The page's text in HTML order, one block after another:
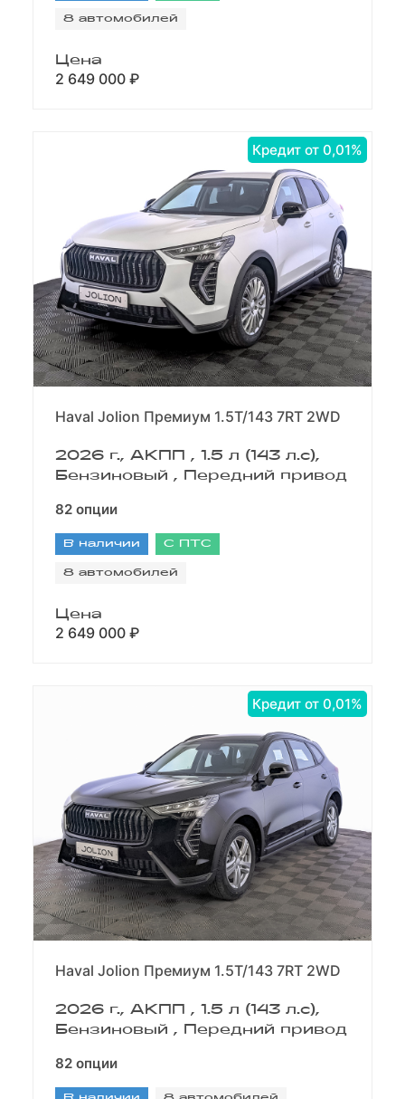
8 автомобилей
Цена
2 649 000 ₽
Кредит от 0,01%
Haval Jolion Премиум 1.5T/143 7RT 2WD
2026 г., АКПП , 1.5 л (143 л.с),
Бензиновый , Передний привод
82 опции
В наличии С ПТС
8 автомобилей
Цена
2 649 000 ₽
Кредит от 0,01%
Haval Jolion Премиум 1.5T/143 7RT 2WD
2026 г., АКПП , 1.5 л (143 л.с),
Бензиновый , Передний привод
82 опции